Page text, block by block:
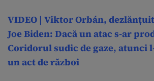
VIDEO | Viktor Orbán,
Joe Biden: Dacă un atac s-ar
Coridorul sudic de gaze, atunci
un act de război